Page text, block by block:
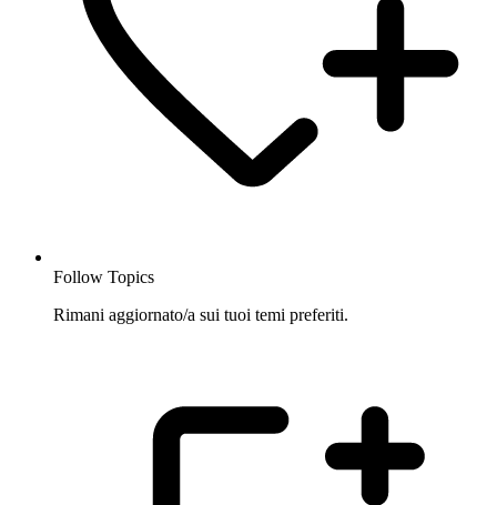
Follow Topics
Rimani aggiornato/a sui tuoi temi preferiti.